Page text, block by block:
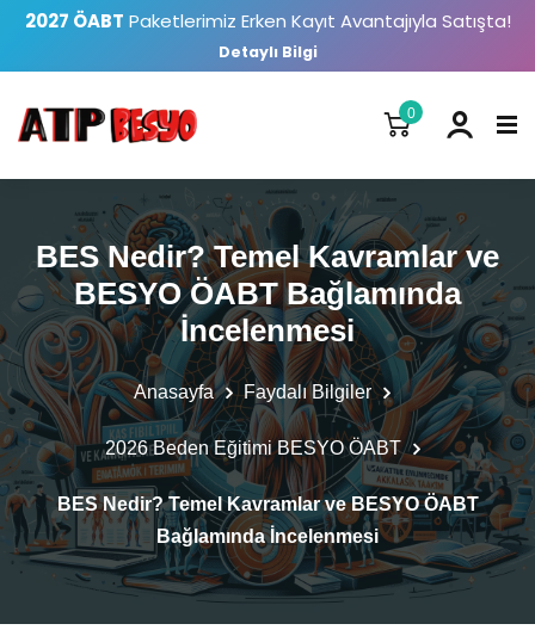
2027 ÖABT Paketlerimiz Erken Kayıt Avantajıyla Satışta!
Detaylı Bilgi
0
BES Nedir? Temel Kavramlar ve
BESYO ÖABT Bağlamında
İncelenmesi
Anasayfa Faydalı Bilgiler
2026 Beden Eğitimi BESYO ÖABT
BES Nedir? Temel Kavramlar ve BESYO ÖABT
Bağlamında İncelenmesi